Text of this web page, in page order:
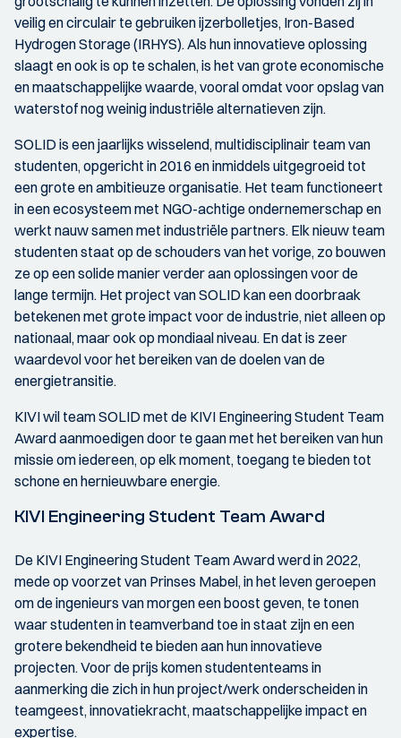
veilig en circulair te gebruiken ijzerbolletjes, Iron-Based
Hydrogen Storage (IRHYS). Als hun innovatieve oplossing
slaagt en ook is op te schalen, is het van grote economische
en maatschappelijke waarde, vooral omdat voor opslag van
waterstof nog weinig industriële alternatieven zijn.
SOLID is een jaarlijks wisselend, multidisciplinair team van
studenten, opgericht in 2016 en inmiddels uitgegroeid tot
een grote en ambitieuze organisatie. Het team functioneert
in een ecosysteem met NGO-achtige ondernemerschap en
werkt nauw samen met industriële partners. Elk nieuw team
studenten staat op de schouders van het vorige, zo bouwen
ze op een solide manier verder aan oplossingen voor de
lange termijn. Het project van SOLID kan een doorbraak
betekenen met grote impact voor de industrie, niet alleen op
nationaal, maar ook op mondiaal niveau. En dat is zeer
waardevol voor het bereiken van de doelen van de
energietransitie.
KIVI wil team SOLID met de KIVI Engineering Student Team
Award aanmoedigen door te gaan met het bereiken van hun
missie om iedereen, op elk moment, toegang te bieden tot
schone en hernieuwbare energie.
KIVI Engineering Student Team Award
De KIVI Engineering Student Team Award werd in 2022,
mede op voorzet van Prinses Mabel, in het leven geroepen
om de ingenieurs van morgen een boost geven, te tonen
waar studenten in teamverband toe in staat zijn en een
grotere bekendheid te bieden aan hun innovatieve
projecten. Voor de prijs komen studententeams in
aanmerking die zich in hun project/werk onderscheiden in
teamgeest, innovatiekracht, maatschappelijke impact en
expertise.